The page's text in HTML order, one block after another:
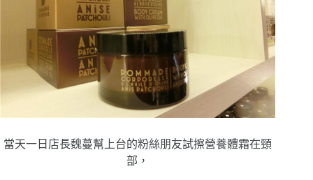
當天一日店長魏蔓幫上台的粉絲朋友試擦營養體霜在頸
部，